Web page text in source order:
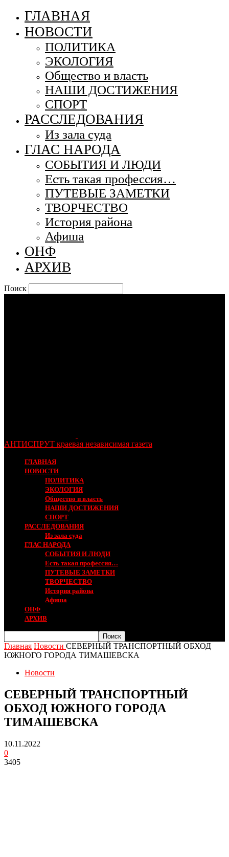
ГЛАВНАЯ
НОВОСТИ
ПОЛИТИКА
ЭКОЛОГИЯ
Общество и власть
НАШИ ДОСТИЖЕНИЯ
СПОРТ
РАССЛЕДОВАНИЯ
Из зала суда
ГЛАС НАРОДА
СОБЫТИЯ И ЛЮДИ
Есть такая профессия…
ПУТЕВЫЕ ЗАМЕТКИ
ТВОРЧЕСТВО
История района
Афиша
ОНФ
АРХИВ
Поиск
АНТИСПРУТ краевая независимая газета
ГЛАВНАЯ
НОВОСТИ
ПОЛИТИКА
ЭКОЛОГИЯ
Общество и власть
НАШИ ДОСТИЖЕНИЯ
СПОРТ
РАССЛЕДОВАНИЯ
Из зала суда
ГЛАС НАРОДА
СОБЫТИЯ И ЛЮДИ
Есть такая профессия…
ПУТЕВЫЕ ЗАМЕТКИ
ТВОРЧЕСТВО
История района
Афиша
ОНФ
АРХИВ
Главная Новости СЕВЕРНЫЙ ТРАНСПОРТНЫЙ ОБХОД
ЮЖНОГО ГОРОДА ТИМАШЕВСКА
Новости
СЕВЕРНЫЙ ТРАНСПОРТНЫЙ
ОБХОД ЮЖНОГО ГОРОДА
ТИМАШЕВСКА
10.11.2022
0
3405